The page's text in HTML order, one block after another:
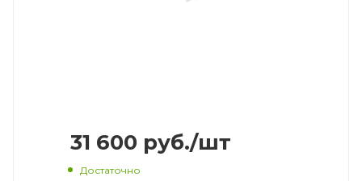
31 600 руб./шт
Достаточно